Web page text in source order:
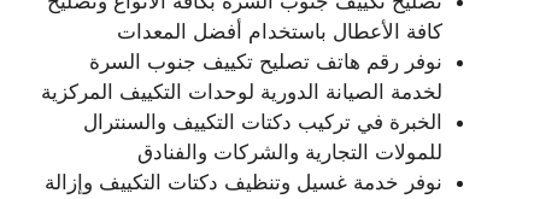
كافة الأعطال باستخدام أفضل المعدات
نوفر رقم هاتف تصليح تكييف جنوب السرة
لخدمة الصيانة الدورية لوحدات التكييف المركزية
الخبرة في تركيب دكتات التكييف والسنترال
للمولات التجارية والشركات والفنادق
نوفر خدمة غسيل وتنظيف دكتات التكييف وإزالة